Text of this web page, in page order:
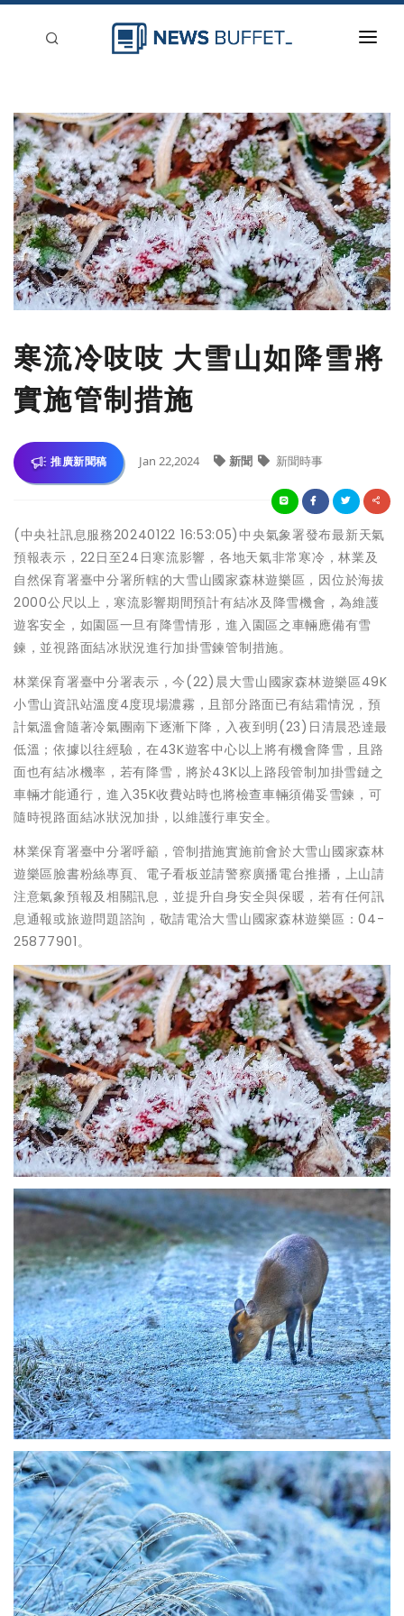
新聞稿分類
登入
刊登
寒流冷吱吱 大雪山如降雪將
實施管制措施
推廣新聞稿 Jan 22,2024 新聞 新聞時事
(中央社訊息服務20240122 16:53:05)中央氣象署發布最新天氣
預報表示，22日至24日寒流影響，各地天氣非常寒冷，林業及
自然保育署臺中分署所轄的大雪山國家森林遊樂區，因位於海拔
2000公尺以上，寒流影響期間預計有結冰及降雪機會，為維護
遊客安全，如園區一旦有降雪情形，進入園區之車輛應備有雪
鍊，並視路面結冰狀況進行加掛雪鍊管制措施。
林業保育署臺中分署表示，今(22)晨大雪山國家森林遊樂區49K
小雪山資訊站溫度4度現場濃霧，且部分路面已有結霜情況，預
計氣溫會隨著冷氣團南下逐漸下降，入夜到明(23)日清晨恐達最
低溫；依據以往經驗，在43K遊客中心以上將有機會降雪，且路
面也有結冰機率，若有降雪，將於43K以上路段管制加掛雪鏈之
車輛才能通行，進入35K收費站時也將檢查車輛須備妥雪鍊，可
隨時視路面結冰狀況加掛，以維護行車安全。
林業保育署臺中分署呼籲，管制措施實施前會於大雪山國家森林
遊樂區臉書粉絲專頁、電子看板並請警察廣播電台推播，上山請
注意氣象預報及相關訊息，並提升自身安全與保暖，若有任何訊
息通報或旅遊問題諮詢，敬請電洽大雪山國家森林遊樂區：04-
25877901。